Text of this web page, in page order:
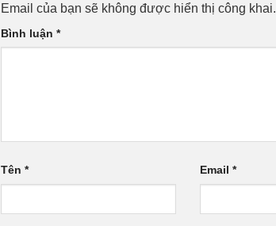
Email của bạn sẽ không được hiển thị công khai.
Bình luận *
Tên * Email *